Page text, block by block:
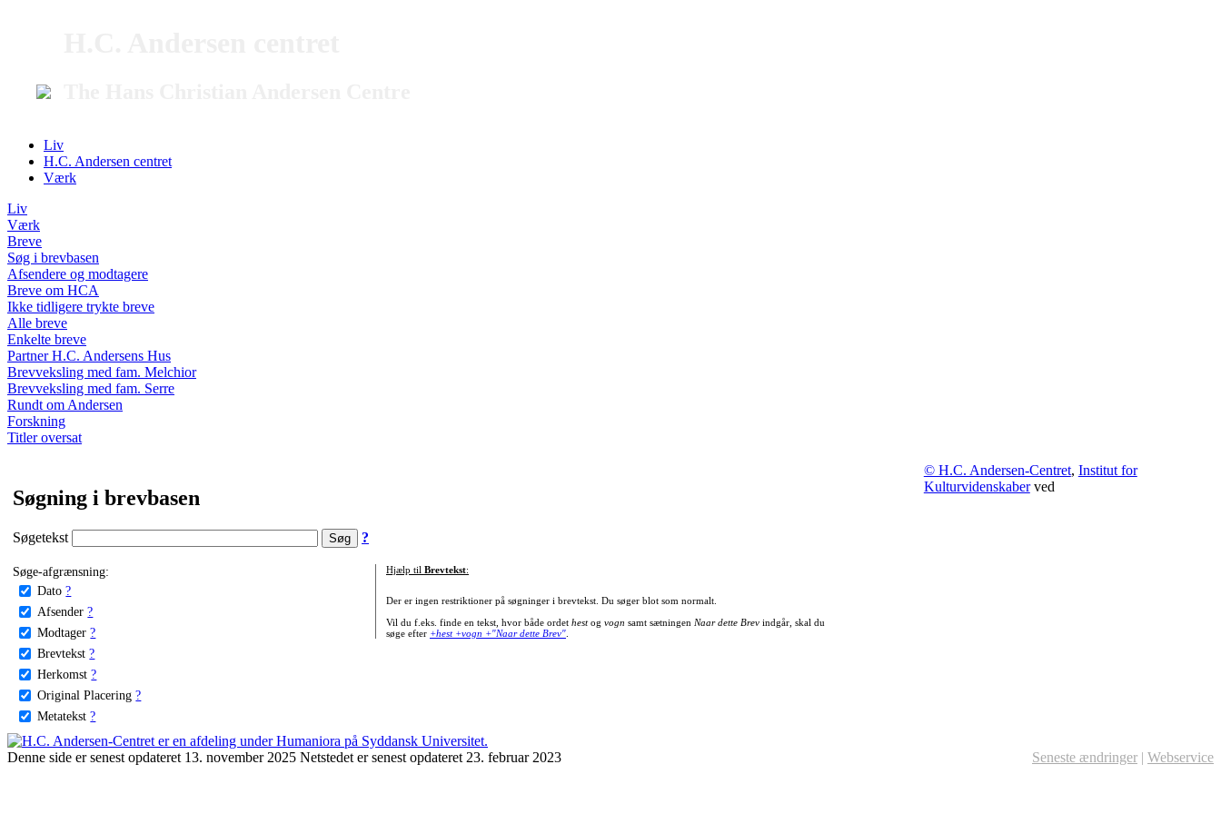
Liv
H.C. Andersen centret
Værk
Liv
Værk
Breve
Søg i brevbasen
Afsendere og modtagere
Breve om HCA
Ikke tidligere trykte breve
Alle breve
Enkelte breve
Partner H.C. Andersens Hus
Brevveksling med fam. Melchior
Brevveksling med fam. Serre
Rundt om Andersen
Forskning
Titler oversat
Søgning i brevbasen
Søgetekst ?
Søge-afgrænsning:
Dato ?
Afsender ?
Modtager ?
Brevtekst ?
Herkomst ?
Original Placering ?
Metatekst ?
Hjælp til Brevtekst:
Der er ingen restriktioner på søgninger i brevtekst. Du søger blot som normalt.
Vil du f.eks. finde en tekst, hvor både ordet hestog vogn samt sætningen Naar dette Brevindgår, skal du
søge efter +hest +vogn +"Naar dette Brev".
© H.C. Andersen-Centret, Institut for
Kulturvidenskaberved
Denne side er senest opdateret 13. november 2025 Netstedet er senest opdateret 23. februar 2023 Seneste ændringer | Webservice